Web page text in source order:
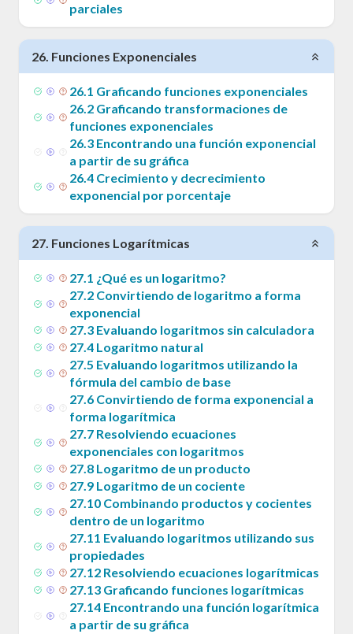
parciales
26. Funciones Exponenciales
26.1 Graficando funciones exponenciales
26.2 Graficando transformaciones de
funciones exponenciales
26.3 Encontrando una función exponencial
a partir de su gráfica
26.4 Crecimiento y decrecimiento
exponencial por porcentaje
27. Funciones Logarítmicas
27.1 ¿Qué es un logaritmo?
27.2 Convirtiendo de logaritmo a forma
exponencial
27.3 Evaluando logaritmos sin calculadora
27.4 Logaritmo natural
27.5 Evaluando logaritmos utilizando la
fórmula del cambio de base
27.6 Convirtiendo de forma exponencial a
forma logarítmica
27.7 Resolviendo ecuaciones
exponenciales con logaritmos
27.8 Logaritmo de un producto
27.9 Logaritmo de un cociente
27.10 Combinando productos y cocientes
dentro de un logaritmo
27.11 Evaluando logaritmos utilizando sus
propiedades
27.12 Resolviendo ecuaciones logarítmicas
27.13 Graficando funciones logarítmicas
27.14 Encontrando una función logarítmica
a partir de su gráfica